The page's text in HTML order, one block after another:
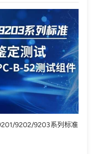
9202/9203系列标准